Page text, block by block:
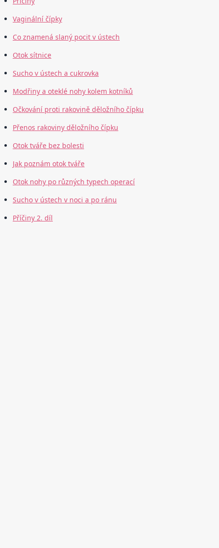
Vaginální čípky
Co znamená slaný pocit v ústech
Otok sítnice
Sucho v ústech a cukrovka
Modřiny a oteklé nohy kolem kotníků
Očkování proti rakovině děložního čípku
Přenos rakoviny děložního čípku
Otok tváře bez bolesti
Jak poznám otok tváře
Otok nohy po různých typech operací
Sucho v ústech v noci a po ránu
Příčiny 2. díl